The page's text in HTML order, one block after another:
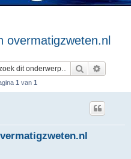
overmatigzweten.nl
Zoek
1 van 1